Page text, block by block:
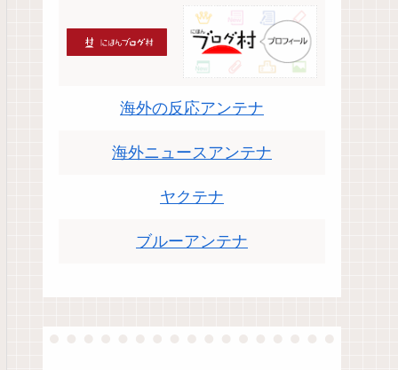
海外の反応アンテナ
海外ニュースアンテナ
ヤクテナ
ブルーアンテナ